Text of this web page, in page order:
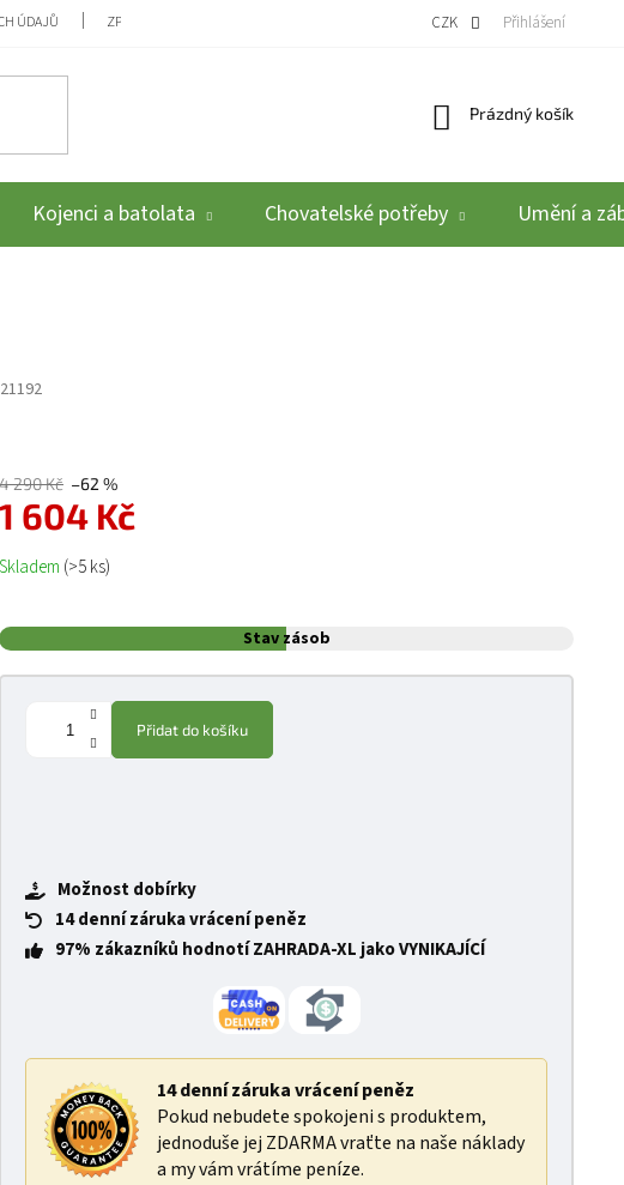
ÚDAJŮ ZPĚTNÝ ODBĚR VYSLOUŽILÝCH ELEKTROZAŘÍZENÍ / BATERIÍ REKLAMACE A
CZK Přihlášení
Nákupní košík
Prázdný košík
Kojenci a batolata Chovatelské potřeby Umění a
4 290 Kč –62 %
1 604 Kč
Měrná cena:
Skladem (>5 ks)
Stav zásob
Přidat do košíku
Možnost dobírky
14 denní záruka vrácení peněz
97% zákazníků hodnotí ZAHRADA-XL jako VYNIKAJÍCÍ
14 denní záruka vrácení peněz
Pokud nebudete spokojeni s produktem,
jednoduše jej ZDARMA vraťte na naše náklady
a my vám vrátíme peníze.